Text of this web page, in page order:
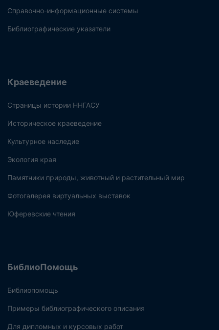
Справочно-информационные системы
Библиографические указатели
Краеведение
Страницы истории ННГАСУ
Историческое краеведение
Культурное наследие
Экология края
Памятники природы, животный и растительный мир
Фотогалерея виртуальных выставок
Юферевские чтения
БиблиоПомощь
Библиопомощь
Примеры библиографического описания
Для дипломных и курсовых работ